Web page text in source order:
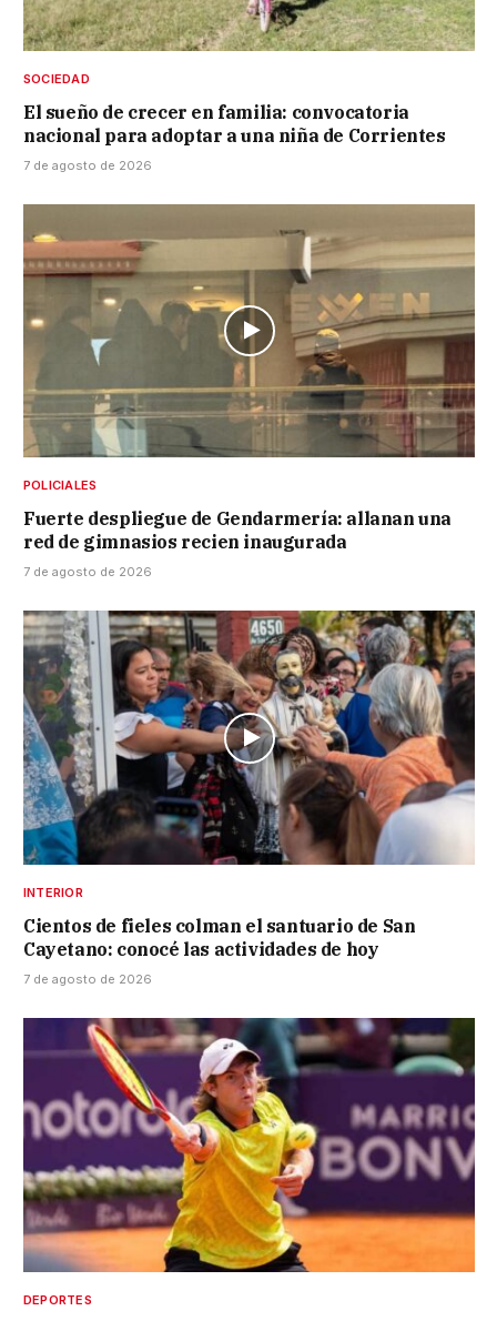
SOCIEDAD
El sueño de crecer en familia: convocatoria
nacional para adoptar a una niña de Corrientes
7 de agosto de 2026
POLICIALES
Fuerte despliegue de Gendarmería: allanan una
red de gimnasios recien inaugurada
7 de agosto de 2026
INTERIOR
Cientos de fieles colman el santuario de San
Cayetano: conocé las actividades de hoy
7 de agosto de 2026
DEPORTES